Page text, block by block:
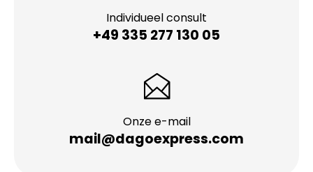
Individueel consult
+49 335 277 130 05
Onze e-mail
mail@dagoexpress.com